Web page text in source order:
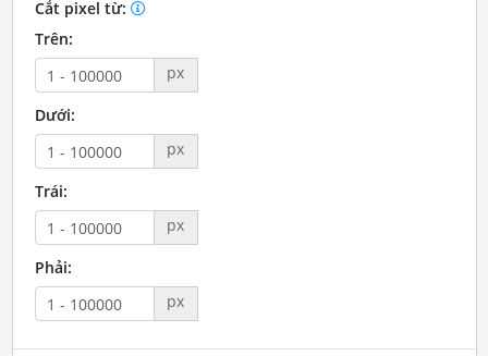
Cắt pixel từ:
Trên:
px
Dưới:
px
Trái:
px
Phải:
px